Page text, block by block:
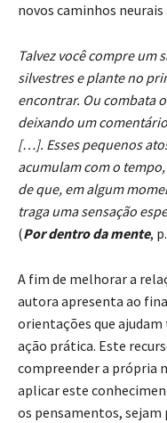
novos caminhos
Talvez você compre um
silvestres e plante no
encontrar. Ou combata
deixando um
[…]. Esses pequenos
acumulam com o
de que, em algum
traga uma sensação
(Por dentro da mente,
A fim de melhorar a
autora apresenta ao
orientações que
ação prática. Este
compreender a própria
aplicar este
os pensamentos,